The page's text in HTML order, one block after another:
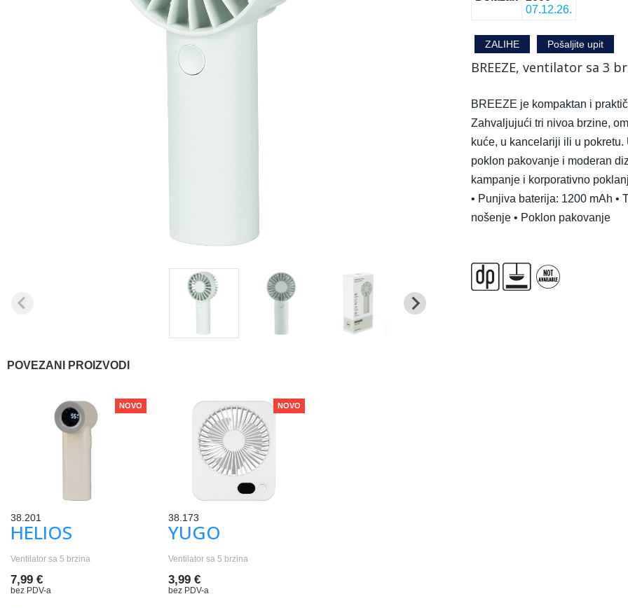
07.12.26.
ZALIHE Pošaljite upit
BREEZE, ventilator sa 3
BREEZE je kompaktan i
Zahvaljujući tri nivoa brzine,
kuće, u kancelariji ili u
poklon pakovanje i moderan
kampanje i korporativno
• Punjiva baterija: 1200 mAh •
nošenje • Poklon pakovanje
POVEZANI PROIZVODI
NOVO
38.201
HELIOS
Ventilator sa 5 brzina
7,99 €
bez PDV-a
NOVO
38.173
YUGO
Ventilator sa 5 brzina
3,99 €
bez PDV-a